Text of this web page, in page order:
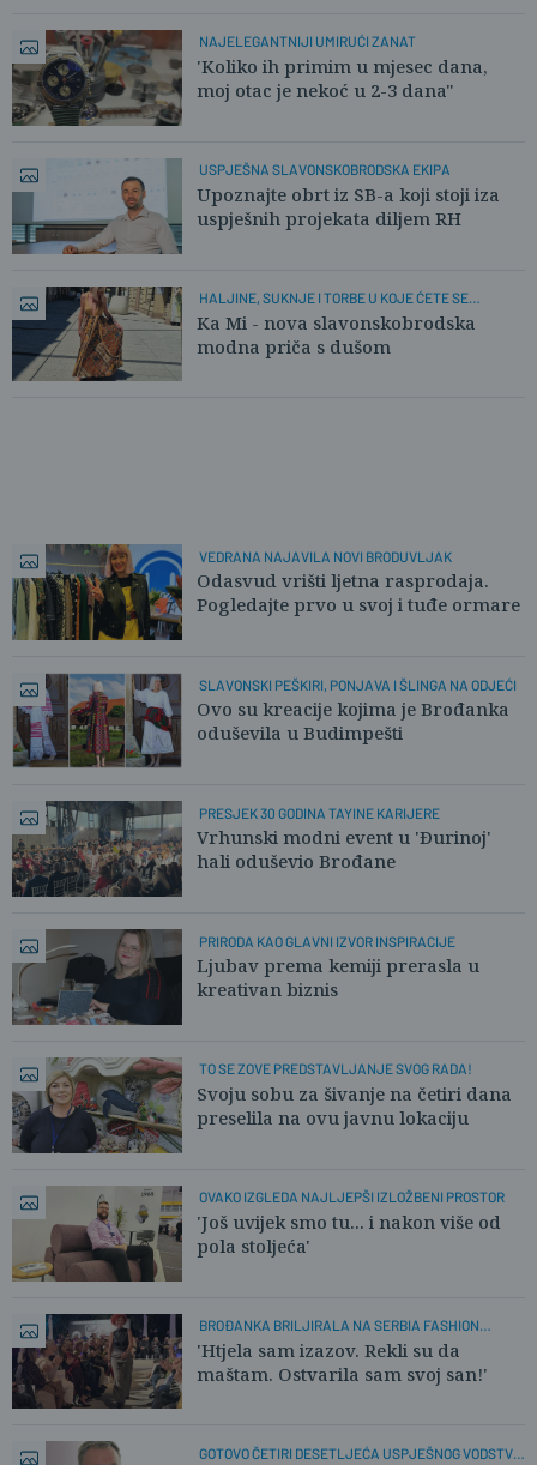
NAJELEGANTNIJI UMIRUĆI ZANAT
'Koliko ih primim u mjesec dana,
moj otac je nekoć u 2-3 dana"
USPJEŠNA SLAVONSKOBRODSKA EKIPA
Upoznajte obrt iz SB-a koji stoji iza
uspješnih projekata diljem RH
HALJINE, SUKNJE I TORBE U KOJE ĆETE SE
ZALJUBITI
Ka Mi - nova slavonskobrodska
modna priča s dušom
VEDRANA NAJAVILA NOVI BRODUVLJAK
Odasvud vrišti ljetna rasprodaja.
Pogledajte prvo u svoj i tuđe ormare
SLAVONSKI PEŠKIRI, PONJAVA I ŠLINGA NA ODJEĆI
Ovo su kreacije kojima je Brođanka
oduševila u Budimpešti
PRESJEK 30 GODINA TAYINE KARIJERE
Vrhunski modni event u 'Đurinoj'
hali oduševio Brođane
PRIRODA KAO GLAVNI IZVOR INSPIRACIJE
Ljubav prema kemiji prerasla u
kreativan biznis
TO SE ZOVE PREDSTAVLJANJE SVOG RADA!
Svoju sobu za šivanje na četiri dana
preselila na ovu javnu lokaciju
OVAKO IZGLEDA NAJLJEPŠI IZLOŽBENI PROSTOR
'Još uvijek smo tu... i nakon više od
pola stoljeća'
BROĐANKA BRILJIRALA NA SERBIA FASHION
WEEKU
'Htjela sam izazov. Rekli su da
maštam. Ostvarila sam svoj san!'
GOTOVO ČETIRI DESETLJEĆA USPJEŠNOG VODSTVA